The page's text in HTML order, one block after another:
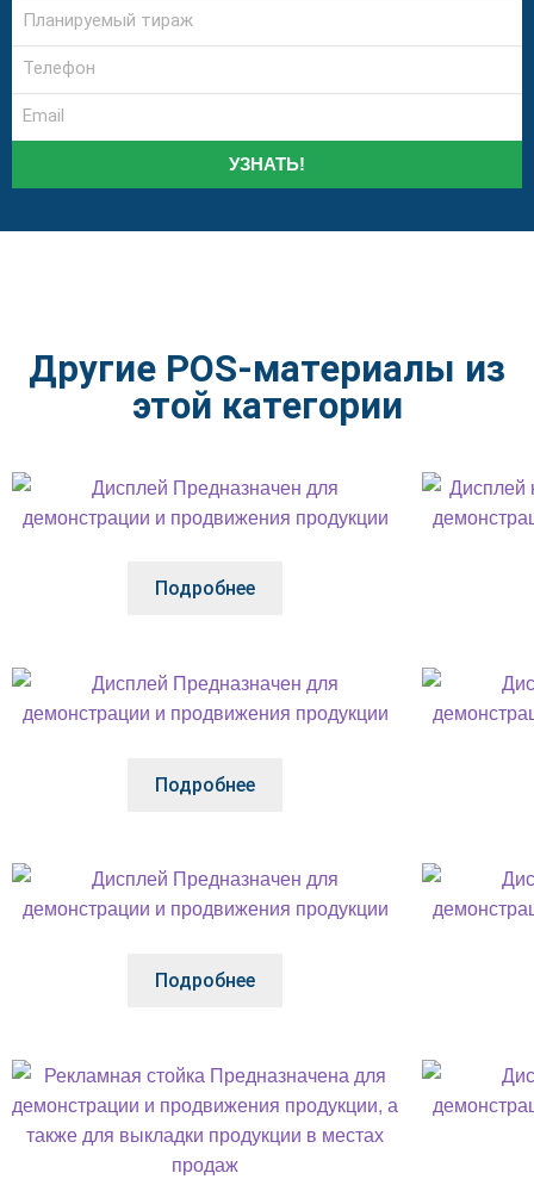
УЗНАТЬ!
Другие POS-материалы из
этой категории
Подробнее
Подробнее
Подробнее